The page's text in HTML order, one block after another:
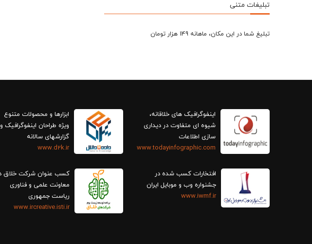
تبلیغات متنی
تبلیغ شما در این مکان، ماهانه 149 هزار تومان
اینفوگرافیک های خلاقانه،
سازی اطلاعات
www.todayinfographic.com
افتخارات کسب شده در
جشنواره وب و موبایل ایران
www.iwmf.ir
ابزارها و محصولات متنوع
ویژه طراحان اینفوگرافیک و
گزارش‎های سالانه
www.d2k.ir
کسب عنوان شرکت خلاق
معاونت علمی و فناوری
ریاست جمهوری
www.ircreative.isti.ir